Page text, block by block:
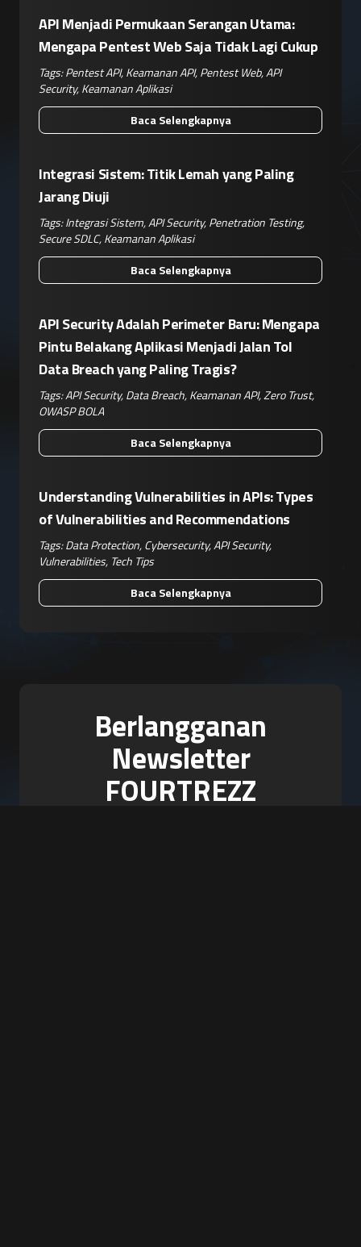
API Menjadi Permukaan Serangan Utama:
Mengapa Pentest Web Saja Tidak Lagi Cukup
Tags:Pentest API,Keamanan API,Pentest Web,API
Security,Keamanan Aplikasi
Baca Selengkapnya
Integrasi Sistem: Titik Lemah yang Paling
Jarang Diuji
Tags:Integrasi Sistem,API Security,Penetration Testing,
Secure SDLC,Keamanan Aplikasi
Baca Selengkapnya
API Security Adalah Perimeter Baru: Mengapa
Pintu Belakang Aplikasi Menjadi Jalan Tol
Data Breach yang Paling Tragis?
Tags:API Security,Data Breach,Keamanan API,Zero Trust,
OWASP BOLA
Baca Selengkapnya
Understanding Vulnerabilities in APIs: Types
of Vulnerabilities and Recommendations
Tags:Data Protection,Cybersecurity,API Security,
Vulnerabilities, Tech Tips
Baca Selengkapnya
Berlangganan
Newsletter
FOURTREZZ